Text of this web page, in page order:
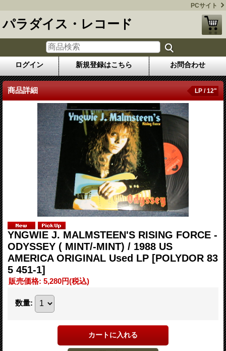
PCサイト
パラダイス・レコード
ログイン 新規登録はこちら お問合わせ
商品詳細 LP / 12"
YNGWIE J. MALMSTEEN'S RISING FORCE -
ODYSSEY ( MINT/-MINT) / 1988 US
AMERICA ORIGINAL Used LP [POLYDOR 83
5 451-1]
販売価格: 5,280円(税込)
数量: